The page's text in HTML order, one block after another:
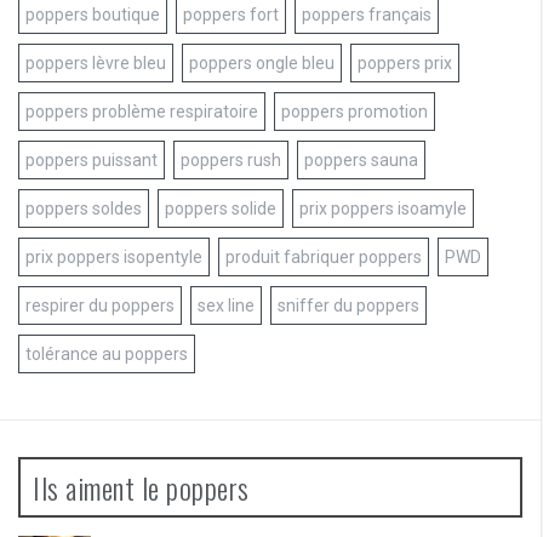
poppers boutique poppers fort poppers français
poppers lèvre bleu poppers ongle bleu poppers prix
poppers problème respiratoire poppers promotion
poppers puissant poppers rush poppers sauna
poppers soldes poppers solide prix poppers isoamyle
prix poppers isopentyle produit fabriquer poppers PWD
respirer du poppers sex line sniffer du poppers
tolérance au poppers
Ils aiment le poppers